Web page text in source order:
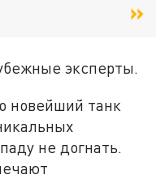
эксперты.
новейший танк
не догнать.